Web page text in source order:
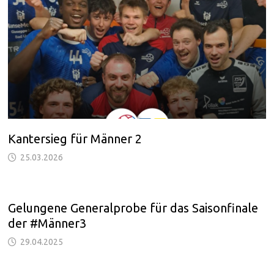
Kantersieg für Männer 2
25.03.2026
Gelungene Generalprobe für das Saisonfinale
der #Männer3
29.04.2025